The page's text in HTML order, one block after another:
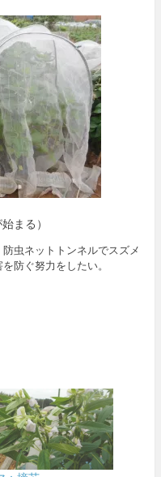
まる）
虫ネットトンネルでスズメ
防ぐ努力をしたい。